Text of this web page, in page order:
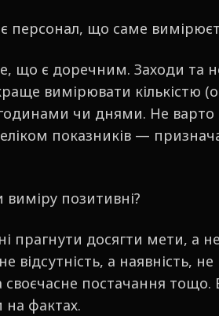
персонал, що саме
що є доречним. Заходи та
вимірювати
чи днями. Не варто
показників —
позитивні?
прагнути досягти мети, а
відсутність, а наявність,
своєчасне постачання
фактах.